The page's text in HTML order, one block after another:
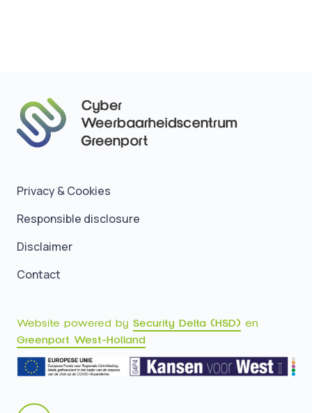
Privacy & Cookies
Responsible disclosure
Disclaimer
Contact
Website powered by Security Delta (HSD) en
Greenport West-Holland